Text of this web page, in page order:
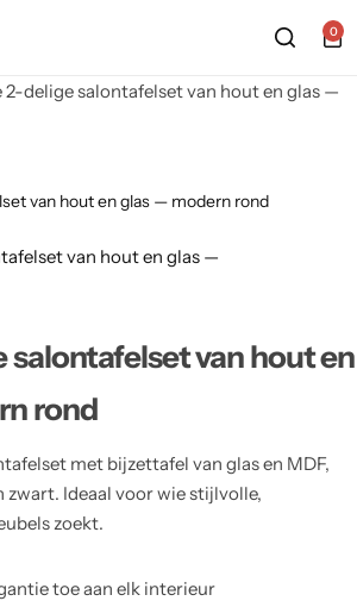
0
2-delige salontafelset van hout en glas —
van hout en glas — modern rond
salontafelset van hout en
rond
met bijzettafel van glas en MDF,
Ideaal voor wie stijlvolle,
zoekt.
toe aan elk interieur